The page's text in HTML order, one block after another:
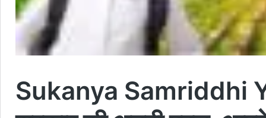
Sukanya Samriddhi